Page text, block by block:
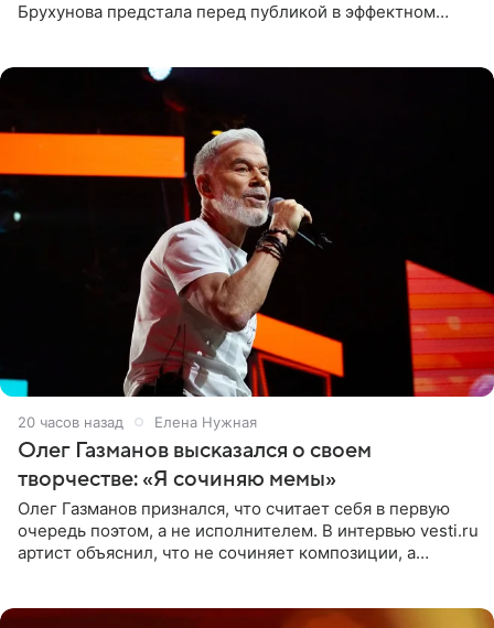
Брухунова предстала перед публикой в эффектном
20 часов назад Елена Нужная
Олег Газманов высказался о своем
творчестве: «Я сочиняю мемы»
Олег Газманов признался, что считает себя в первую
очередь поэтом, а не исполнителем. В интервью vesti.ru
артист объяснил, что не сочиняет композиции, а